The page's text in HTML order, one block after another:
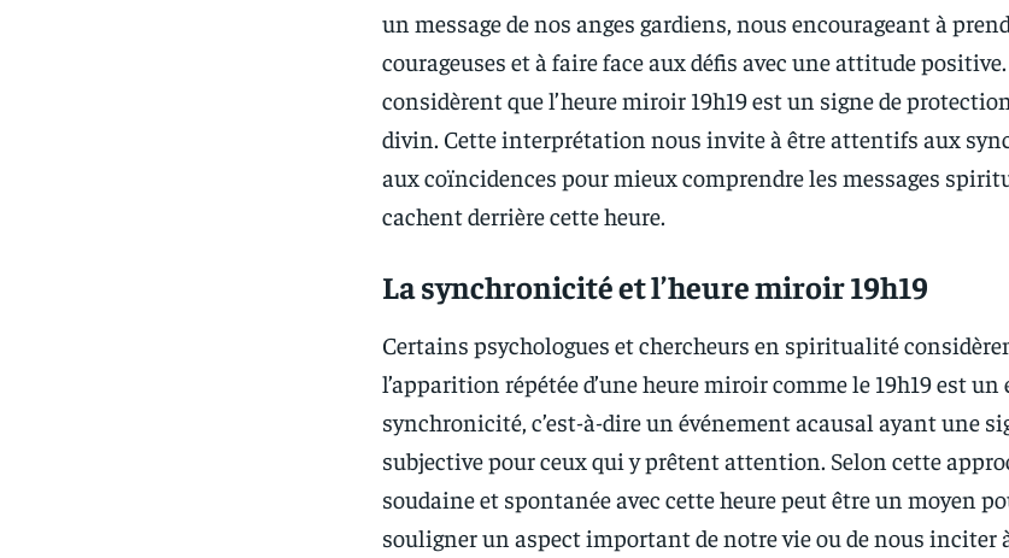
un message de nos anges gardiens, nous encourageant à
courageuses et à faire face aux défis avec une attitude
considèrent que l’heure miroir 19h19 est un signe de
divin. Cette interprétation nous invite à être attentifs aux
aux coïncidences pour mieux comprendre les messages
cachent derrière cette heure.
La synchronicité et l’heure miroir 19h19
Certains psychologues et chercheurs en spiritualité
l’apparition répétée d’une heure miroir comme le 19h19 est un
synchronicité, c’est-à-dire un événement acausal ayant une
subjective pour ceux qui y prêtent attention. Selon cette
soudaine et spontanée avec cette heure peut être un moyen
souligner un aspect important de notre vie ou de nous inciter